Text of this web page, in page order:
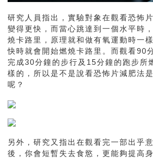
研究人員指出，實驗對象在觀看恐怖
變得更快，而當心跳達到一個水平時
燒卡路里，原理就和做有氧運動時一
快時就會開始燃燒卡路里。而觀看90
完成30分鐘的步行及15分鐘的跑步所
樣的，所以是不是說看恐怖片減肥法
呢？
另外，研究又指出在觀看完一部出乎
後，你會短暫失去食慾，更能夠提高